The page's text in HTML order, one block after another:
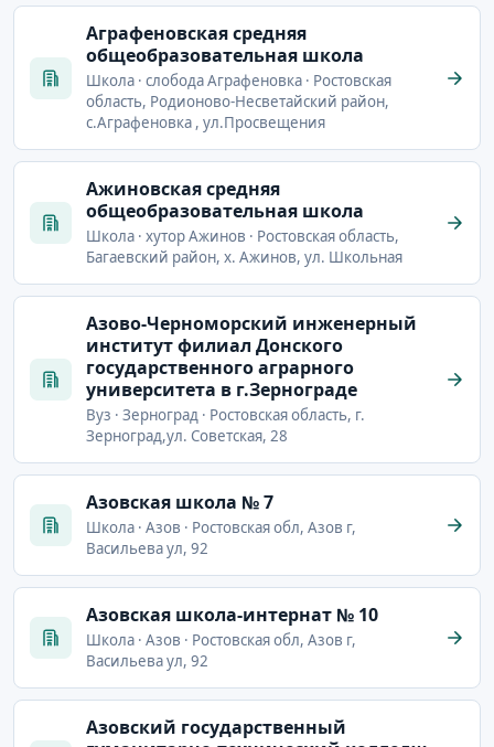
Аграфеновская средняя
общеобразовательная школа
Школа · слобода Аграфеновка · Ростовская
область, Родионово-Несветайский район,
с.Аграфеновка , ул.Просвещения
Ажиновская средняя
общеобразовательная школа
Школа · хутор Ажинов · Ростовская область,
Багаевский район, х. Ажинов, ул. Школьная
Азово-Черноморский инженерный
институт филиал Донского
государственного аграрного
университета в г.Зернограде
Вуз · Зерноград · Ростовская область, г.
Зерноград,ул. Советская, 28
Азовская школа № 7
Школа · Азов · Ростовская обл, Азов г,
Васильева ул, 92
Азовская школа-интернат № 10
Школа · Азов · Ростовская обл, Азов г,
Васильева ул, 92
Азовский государственный